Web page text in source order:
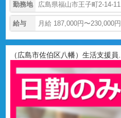
勤務地 広島県福山市王子町2-14-11
給与 月給 187,000円〜230,000円
（広島市佐伯区八幡）生活支援員...